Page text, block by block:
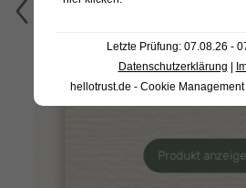
Warendorfer
Gewürzgurken 1L
Produkt anzeigenGrünkohlpesto
Produkt
Letzte Prüfung: 07.08.26 -
Datenschutzerklärung
hellotrust.de - Cookie